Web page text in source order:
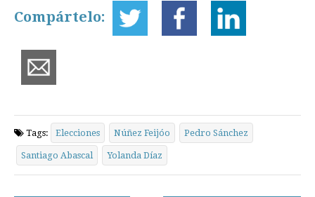
Compártelo:
Tags: Elecciones Núñez Feijóo Pedro Sánchez
Santiago Abascal Yolanda Díaz